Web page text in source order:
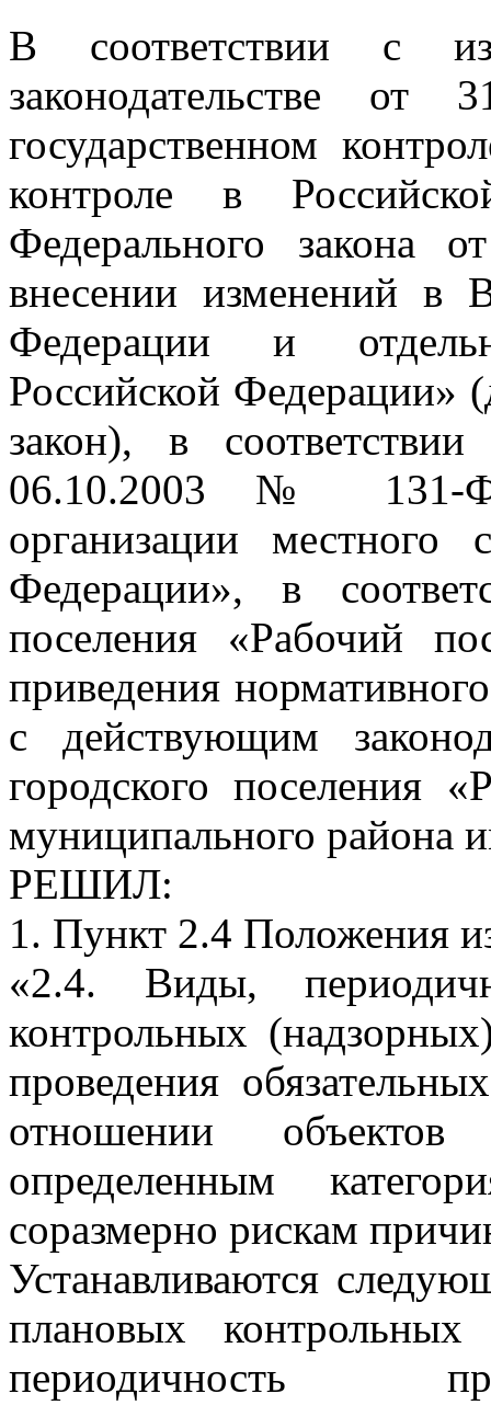
В соответствии с
законодательстве
государственном
контроле в
Федерального
внесении изменений в
Федерации и
Российской Федерации»
закон), в
06.10.2003 № 131-
организации местного
Федерации», в
поселения «Рабочий
приведения
с действующим
городского поселения
муниципального района
РЕШИЛ:
1. Пункт 2.4 Положения
«2.4. Виды,
контрольных
проведения
отношении
определенным
соразмерно рискам
Устанавливаются
плановых
периодичность